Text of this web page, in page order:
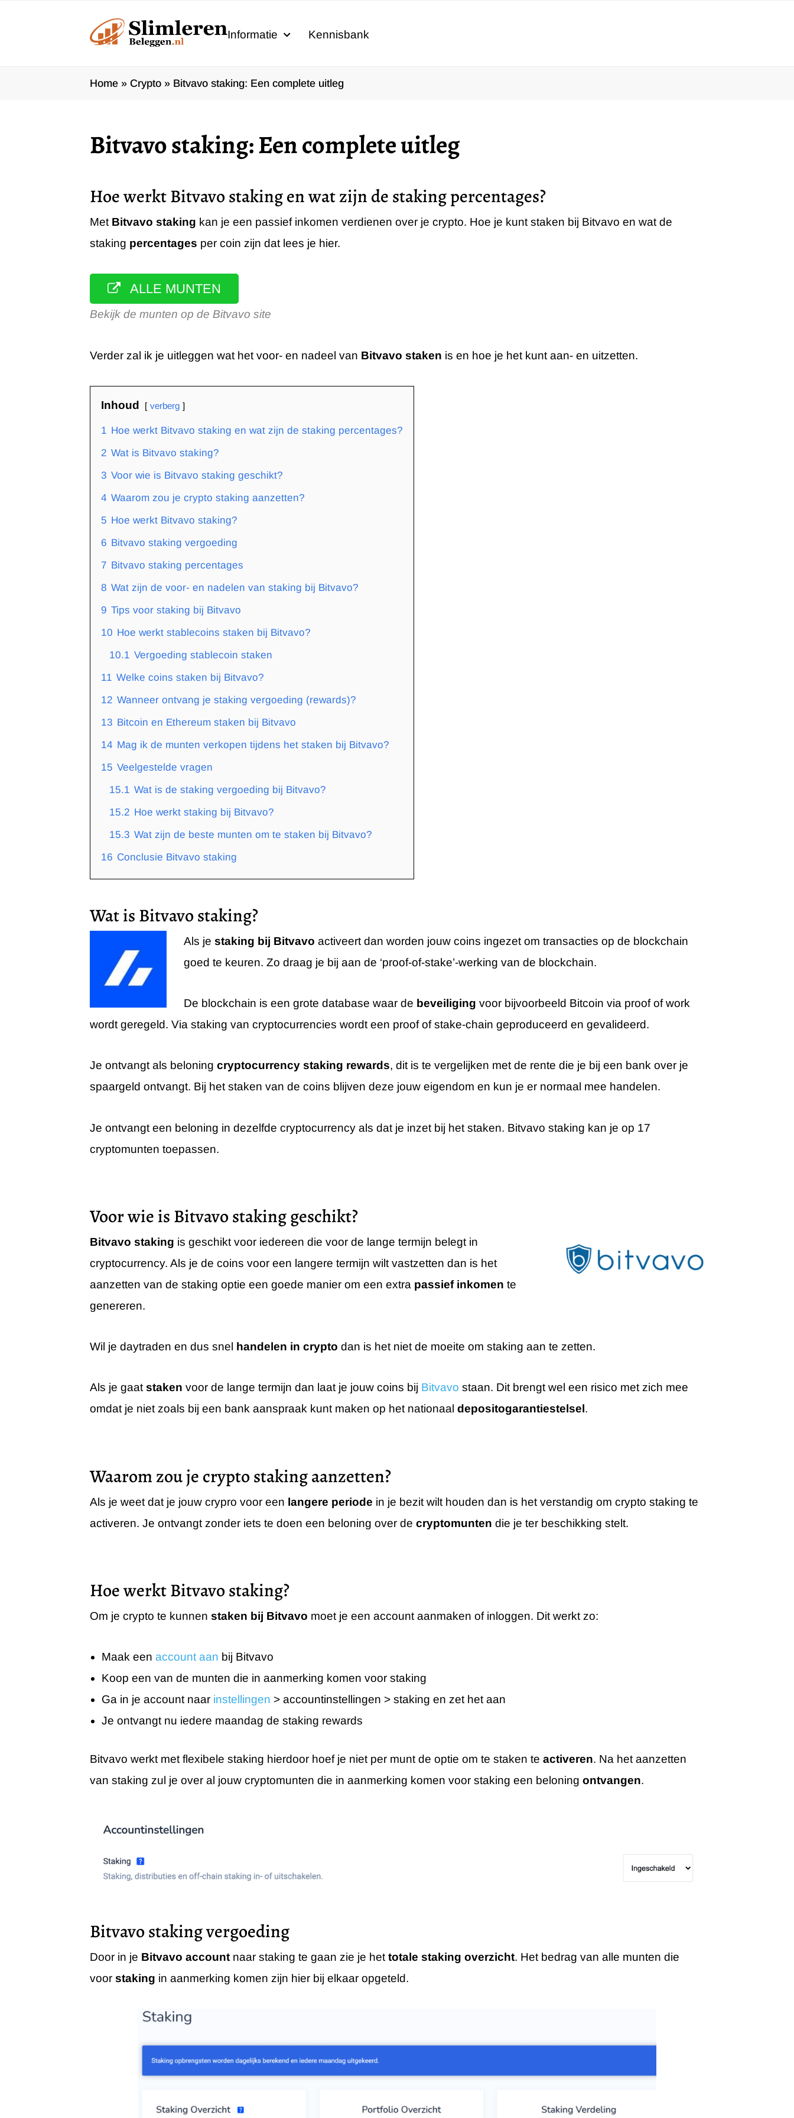
Informatie Kennisbank
Home » Crypto » Bitvavo staking: Een complete uitleg
Bitvavo staking: Een complete uitleg
Hoe werkt Bitvavo staking en wat zijn de staking percentages?
Met Bitvavo staking kan je een passief inkomen verdienen over je crypto. Hoe je kunt staken bij Bitvavo en wat de
staking percentages per coin zijn dat lees je hier.
ALLE MUNTEN
Bekijk de munten op de Bitvavo site
Verder zal ik je uitleggen wat het voor- en nadeel van Bitvavo staken is en hoe je het kunt aan- en uitzetten.
Inhoud verberg
1 Hoe werkt Bitvavo staking en wat zijn de staking percentages?
2 Wat is Bitvavo staking?
3 Voor wie is Bitvavo staking geschikt?
4 Waarom zou je crypto staking aanzetten?
5 Hoe werkt Bitvavo staking?
6 Bitvavo staking vergoeding
7 Bitvavo staking percentages
8 Wat zijn de voor- en nadelen van staking bij Bitvavo?
9 Tips voor staking bij Bitvavo
10 Hoe werkt stablecoins staken bij Bitvavo?
10.1 Vergoeding stablecoin staken
11 Welke coins staken bij Bitvavo?
12 Wanneer ontvang je staking vergoeding (rewards)?
13 Bitcoin en Ethereum staken bij Bitvavo
14 Mag ik de munten verkopen tijdens het staken bij Bitvavo?
15 Veelgestelde vragen
15.1 Wat is de staking vergoeding bij Bitvavo?
15.2 Hoe werkt staking bij Bitvavo?
15.3 Wat zijn de beste munten om te staken bij Bitvavo?
16 Conclusie Bitvavo staking
Wat is Bitvavo staking?
Als je staking bij Bitvavo activeert dan worden jouw coins ingezet om transacties op de blockchain
goed te keuren. Zo draag je bij aan de ‘proof-of-stake’-werking van de blockchain.
De blockchain is een grote database waar de beveiliging voor bijvoorbeeld Bitcoin via proof of work
wordt geregeld. Via staking van cryptocurrencies wordt een proof of stake-chain geproduceerd en gevalideerd.
Je ontvangt als beloning cryptocurrency staking rewards, dit is te vergelijken met de rente die je bij een bank over je
spaargeld ontvangt. Bij het staken van de coins blijven deze jouw eigendom en kun je er normaal mee handelen.
Je ontvangt een beloning in dezelfde cryptocurrency als dat je inzet bij het staken. Bitvavo staking kan je op 17
cryptomunten toepassen.
Voor wie is Bitvavo staking geschikt?
Bitvavo staking is geschikt voor iedereen die voor de lange termijn belegt in
cryptocurrency. Als je de coins voor een langere termijn wilt vastzetten dan is het
aanzetten van de staking optie een goede manier om een extra passief inkomen te
genereren.
Wil je daytraden en dus snel handelen in crypto dan is het niet de moeite om staking aan te zetten.
Als je gaatstaken voor de lange termijn dan laat je jouw coins bij Bitvavo staan. Dit brengt wel een risico met zich mee
omdat je niet zoals bij een bank aanspraak kunt maken op het nationaal depositogarantiestelsel.
Waarom zou je crypto staking aanzetten?
Als je weet dat je jouw crypro voor een langere periode in je bezit wilt houden dan is het verstandig om crypto staking te
activeren. Je ontvangt zonder iets te doen een beloning over de cryptomunten die je ter beschikking stelt.
Hoe werkt Bitvavo staking?
Om je crypto te kunnen staken bij Bitvavo moet je een account aanmaken of inloggen. Dit werkt zo:
Maak een account aan bij Bitvavo
Koop een van de munten die in aanmerking komen voor staking
Ga in je account naar instellingen > accountinstellingen > staking en zet het aan
Je ontvangt nu iedere maandag de staking rewards
Bitvavo werkt met flexibele staking hierdoor hoef je niet per munt de optie om te staken te activeren. Na het aanzetten
van staking zul je over al jouw cryptomunten die in aanmerking komen voor staking een beloning ontvangen.
Bitvavo staking vergoeding
Door in je Bitvavo account naar staking te gaan zie je het totale staking overzicht. Het bedrag van alle munten die
voor staking in aanmerking komen zijn hier bij elkaar opgeteld.